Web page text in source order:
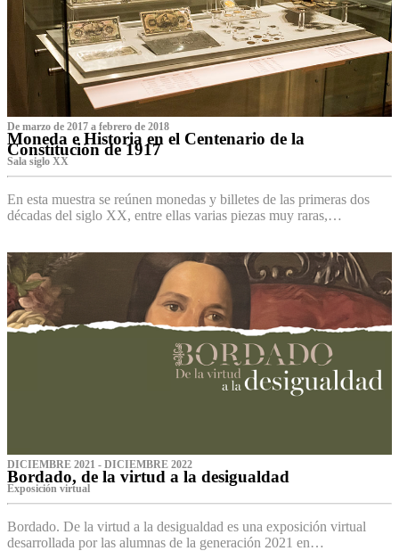
De marzo de 2017 a febrero de 2018
Moneda e Historia en el Centenario de la
Constitución de 1917
Sala siglo XX
En esta muestra se reúnen monedas y billetes de las primeras dos
décadas del siglo XX, entre ellas varias piezas muy raras,…
DICIEMBRE 2021 - DICIEMBRE 2022
Bordado, de la virtud a la desigualdad
Exposición virtual‌
Bordado. De la virtud a la desigualdad es una exposición virtual
desarrollada por las alumnas de la generación 2021 en…